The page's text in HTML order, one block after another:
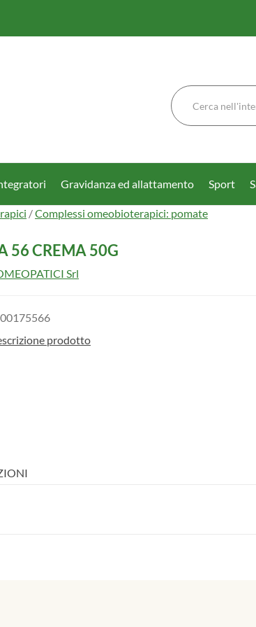
Cerca
Prodotto
Gravidanza ed allattamento Sport
/Complessi omeobioterapici: pomate
56 CREMA 50G
Srl
prodotto